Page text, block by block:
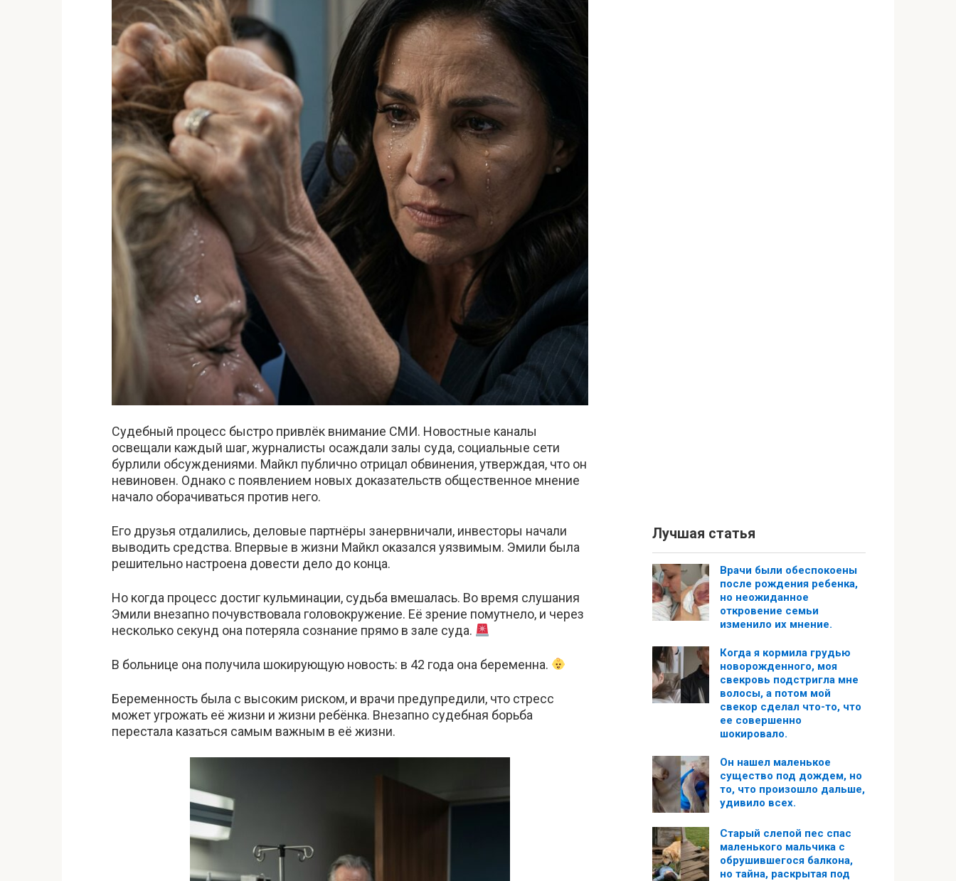
Судебный процесс быстро привлёк внимание СМИ. Новостные каналы
освещали каждый шаг, журналисты осаждали залы суда, социальные сети
бурлили обсуждениями. Майкл публично отрицал обвинения, утверждая, что он
невиновен. Однако с появлением новых доказательств общественное мнение
начало оборачиваться против него.
Его друзья отдалились, деловые партнёры занервничали, инвесторы начали
выводить средства. Впервые в жизни Майкл оказался уязвимым. Эмили была
решительно настроена довести дело до конца.
Но когда процесс достиг кульминации, судьба вмешалась. Во время слушания
Эмили внезапно почувствовала головокружение. Её зрение помутнело, и через
несколько секунд она потеряла сознание прямо в зале суда.
В больнице она получила шокирующую новость: в 42 года она беременна.
Беременность была с высоким риском, и врачи предупредили, что стресс
может угрожать её жизни и жизни ребёнка. Внезапно судебная борьба
перестала казаться самым важным в её жизни.
Лучшая статья
Врачи были обеспокоены
после рождения ребенка,
но неожиданное
откровение семьи
изменило их мнение.
Когда я кормила грудью
новорожденного, моя
свекровь подстригла мне
волосы, а потом мой
свекор сделал что-то, что
ее совершенно
шокировало.
Он нашел маленькое
существо под дождем, но
то, что произошло дальше,
удивило всех.
Старый слепой пес спас
маленького мальчика с
обрушившегося балкона,
но тайна, раскрытая под